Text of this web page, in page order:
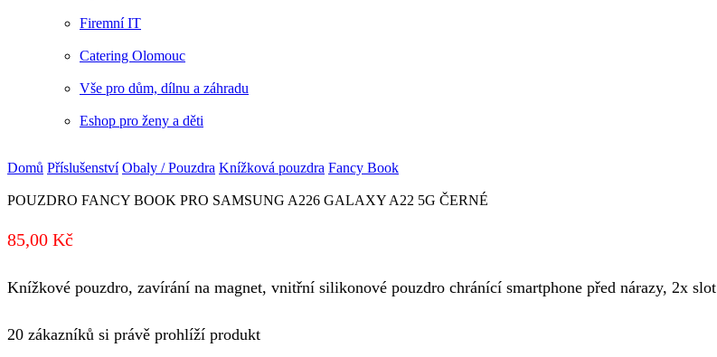
Firemní IT
Catering Olomouc
Vše pro dům, dílnu a záhradu
Eshop pro ženy a děti
Domů Příslušenství Obaly / Pouzdra Knížková pouzdra Fancy Book
POUZDRO FANCY BOOK PRO SAMSUNG A226 GALAXY A22 5G ČERNÉ
85,00 Kč
Knížkové pouzdro, zavírání na magnet, vnitřní silikonové pouzdro chránící smartphone před nárazy, 2x
20 zákazníků si právě prohlíží produkt